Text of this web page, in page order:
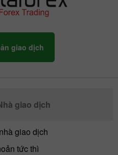
giao dịch
giao dịch
giao dịch
tức thì